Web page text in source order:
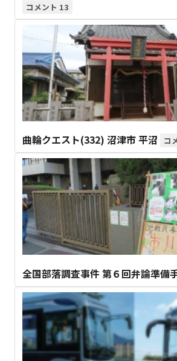
13
曲輪クエスト(332) 沼津市 平沼
全国部落調査事件 第６回弁論準備